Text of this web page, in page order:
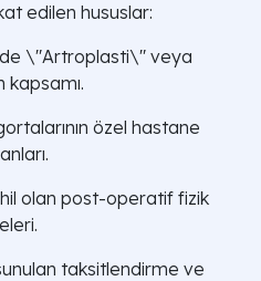
edilen hususlar:
\"Artroplasti\" veya
kapsamı.
özel hastane
olan post-operatif fizik
taksitlendirme ve